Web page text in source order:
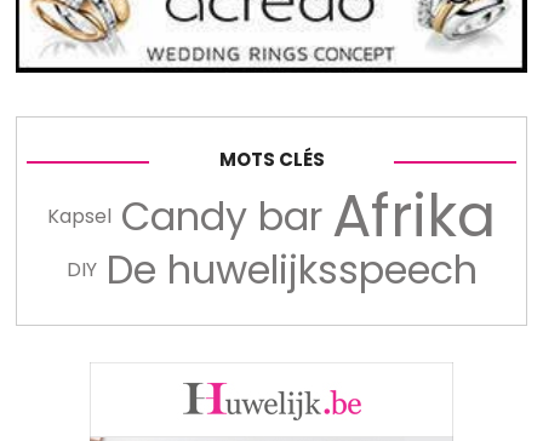
MOTS CLÉS
Kapsel Candy bar Afrika
DIY De huwelijksspeech